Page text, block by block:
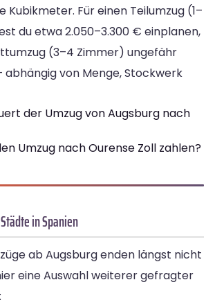
Kubikmeter. Für einen Teilumzug (1–
du etwa 2.050–3.300 € einplanen,
(3–4 Zimmer) ungefähr
abhängig von Menge, Stockwerk
der Umzug von Augsburg nach
Umzug nach Ourense Zoll zahlen?
in Spanien
ab Augsburg enden längst nicht
eine Auswahl weiterer gefragter